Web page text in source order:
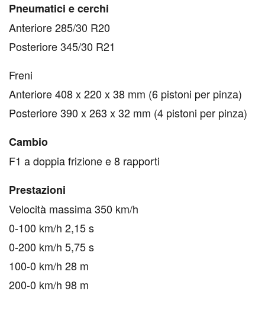
Pneumatici e cerchi
Anteriore 285/30 R20
Posteriore 345/30 R21
Freni
Anteriore 408 x 220 x 38 mm (6 pistoni per pinza)
Posteriore 390 x 263 x 32 mm (4 pistoni per pinza)
Cambio
F1 a doppia frizione e 8 rapporti
Prestazioni
Velocità massima 350 km/h
0-100 km/h 2,15 s
0-200 km/h 5,75 s
100-0 km/h 28 m
200-0 km/h 98 m